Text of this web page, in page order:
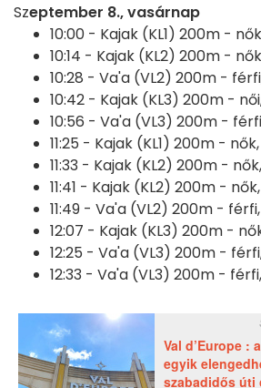
Szeptember 8., vasárnap
10:00 - Kajak (KL1) 200m -
10:14 - Kajak (KL2) 200m -
10:28 - Va'a (VL2) 200m -
10:42 - Kajak (KL3) 200m -
10:56 - Va'a (VL3) 200m -
11:25 - Kajak (KL1) 200m -
11:33 - Kajak (KL2) 200m -
11:41 - Kajak (KL2) 200m -
11:49 - Va'a (VL2) 200m -
12:07 - Kajak (KL3) 200m -
12:25 - Va'a (VL3) 200m -
12:33 - Va'a (VL3) 200m -